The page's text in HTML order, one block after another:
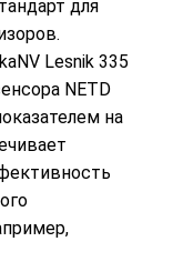
для
Lesnik 335
NETD
на